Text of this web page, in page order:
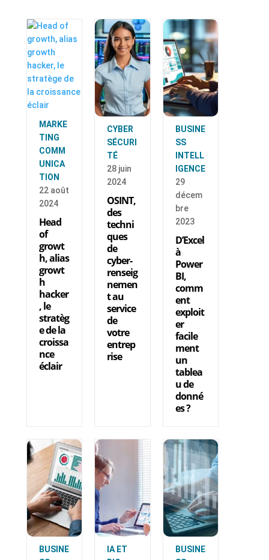
MARKE
TING
COMM
UNICA
TION
22 août
2024
Head
of
growt
h, alias
growt
h
hacker
, le
stratèg
e de la
croissa
nce
éclair
CYBER
SÉCURI
TÉ
28 juin
2024
OSINT,
des
techni
ques
de
cyber-
renseig
nemen
t au
service
de
votre
entrep
rise
BUSINE
SS
INTELL
IGENCE
29
décem
bre
2023
D’Excel
à
Power
BI,
comm
ent
exploit
er
facile
ment
un
tablea
u de
donné
es ?
BUSINE
IA ET
BUSINE